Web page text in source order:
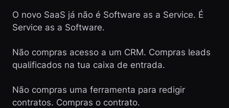
O novo SaaS já não é Software as a Service. É
Service as a Software.
Não compras acesso a um CRM. Compras leads
qualificados na tua caixa de entrada.
Não compras uma ferramenta para redigir
contratos. Compras o contrato.